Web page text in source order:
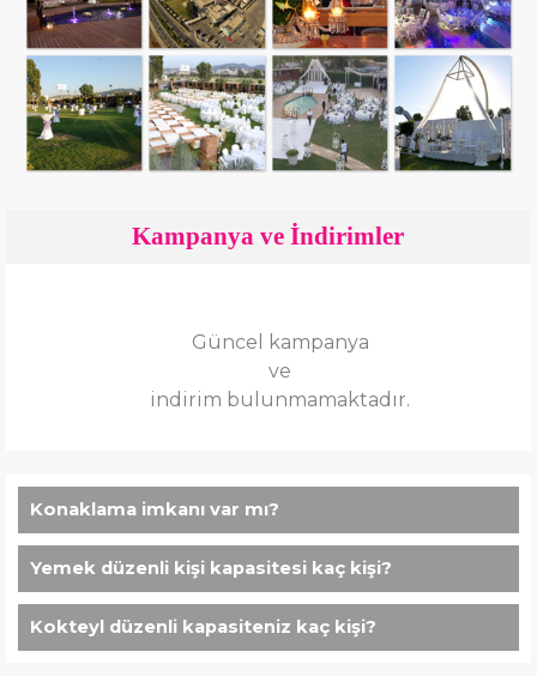
Kampanya ve İndirimler
Güncel kampanya
ve
indirim bulunmamaktadır.
Konaklama imkanı var mı?
Yemek düzenli kişi kapasitesi kaç kişi?
Kokteyl düzenli kapasiteniz kaç kişi?